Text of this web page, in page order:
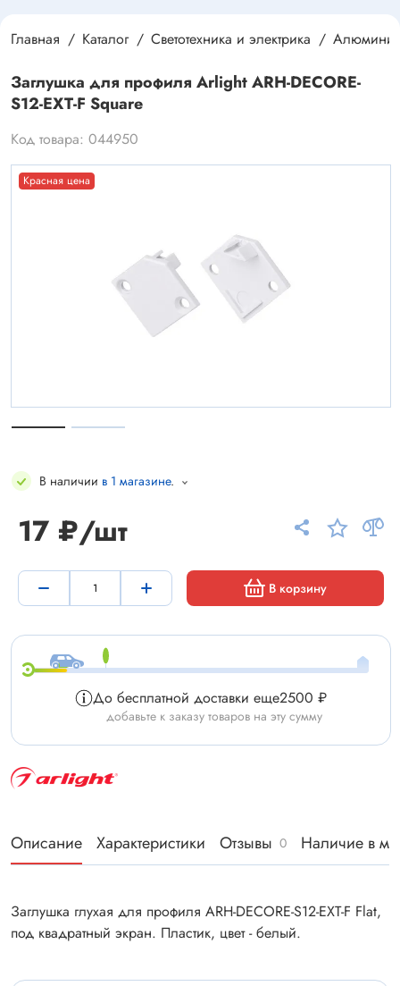
Главная Каталог Светотехника и электрика
Заглушка для профиля Arlight ARH-DECORE-
S12-EXT-F Square
Код товара: 044950
Красная цена
В наличии в 1 магазине.
17 ₽/шт
В корзину
До бесплатной доставки еще2500 ₽
добавьте к заказу товаров на эту сумму
Описание Характеристики Отзывы 0 Наличие в
Заглушка глухая для профиля ARH-DECORE-S12-EXT-F Flat,
под квадратный экран. Пластик, цвет - белый.